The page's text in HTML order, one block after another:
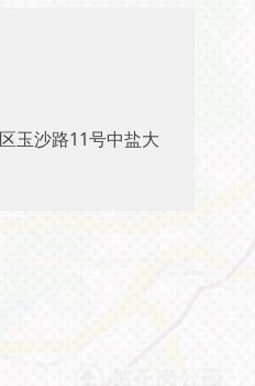
玉沙路11号中盐大
玉沙路11号中盐大